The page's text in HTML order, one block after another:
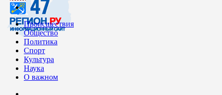
Происшествия
Общество
Политика
Спорт
Культура
Наука
О важном